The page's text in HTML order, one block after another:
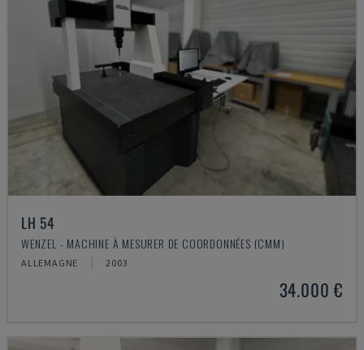
LH 54
WENZEL - MACHINE À MESURER DE COORDONNÉES (CMM)
ALLEMAGNE 2003
34.000 €